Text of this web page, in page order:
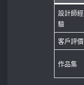
設計師經
驗
客戶評價
作品集